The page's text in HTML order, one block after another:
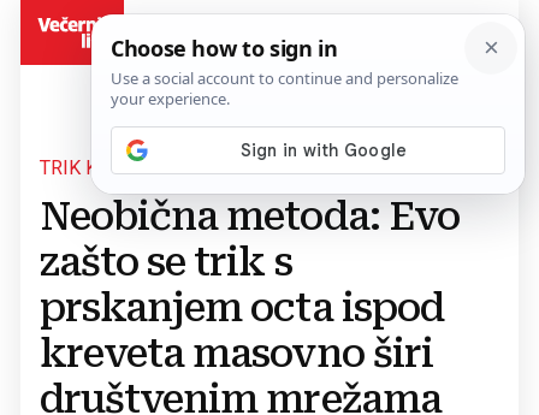
TRIK KOJI SE ZADRŽAO
Neobična metoda: Evo
zašto se trik s
prskanjem octa ispod
kreveta masovno širi
društvenim mrežama